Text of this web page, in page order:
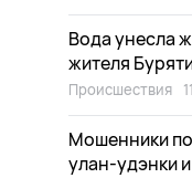
Вода унесла
жителя
Происшествия
Мошенники
улан-удэнки